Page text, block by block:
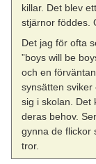
killar. Det blev
stjärnor föddes.
Det jag för ofta
”boys will be
och en
synsätten
sig i skolan. Det
deras behov.
gynna de flickor
tror.